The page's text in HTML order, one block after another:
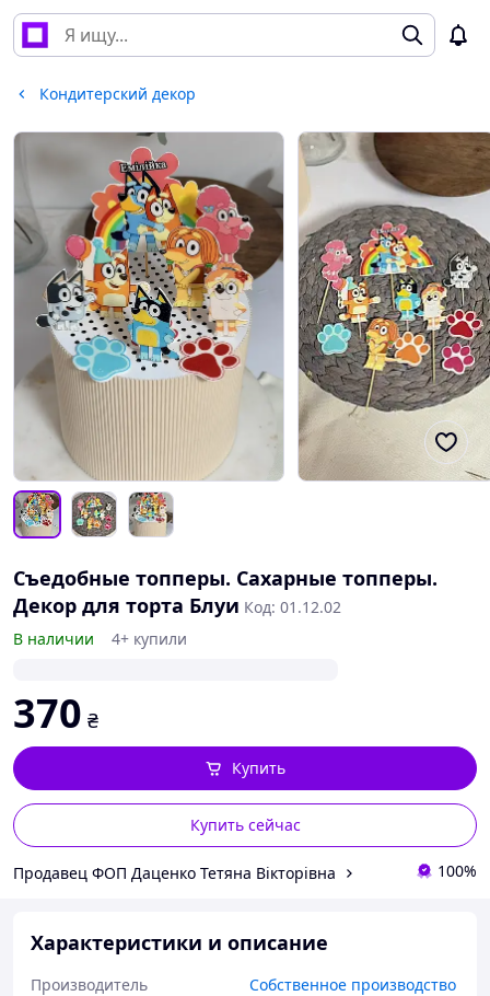
Кондитерский декор
Съедобные топперы. Сахарные топперы.
Декор для торта Блуи Код: 01.12.02
В наличии
4+ купили
370 ₴
Купить сейчас
Купить
Продавец ФОП Даценко Тетяна Вікторівна 100%
Характеристики и описание
Производитель
Собственное производство